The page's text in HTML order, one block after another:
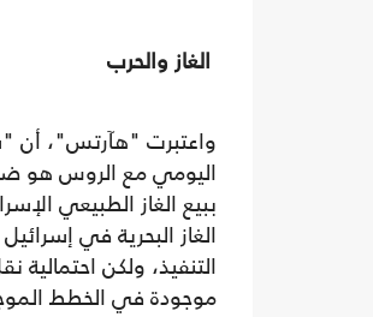
الغاز والحرب
واعتبرت "هآرتس"، أن
اليومي مع الروس هو
ببيع الغاز الطبيعي
الغاز البحرية في
التنفيذ، ولكن احتمالية
موجودة في الخطط